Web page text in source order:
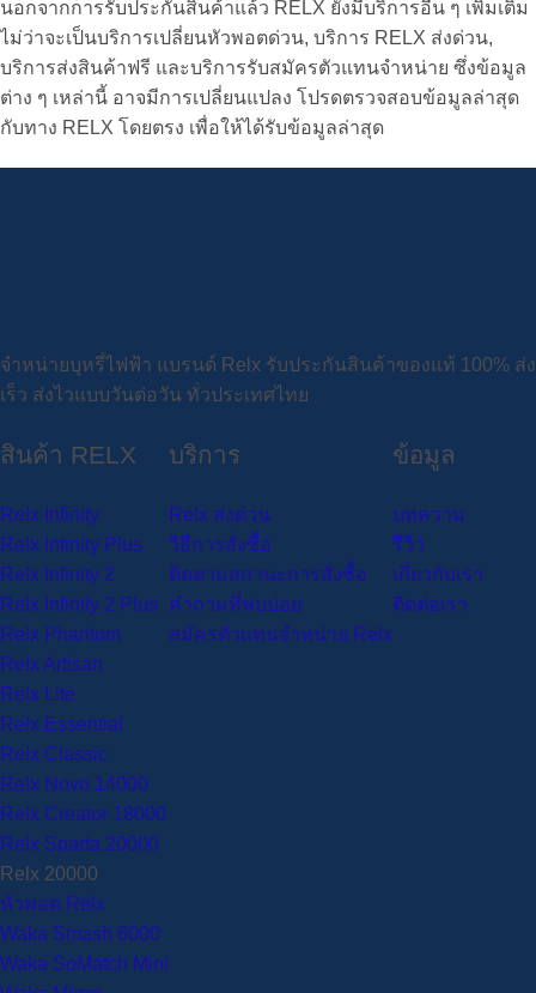
นอกจากการรับประกันสินค้าแล้ว RELX ยังมีบริการอื่น ๆ เพิ่มเติม
ไม่ว่าจะเป็นบริการเปลี่ยนหัวพอตด่วน, บริการ RELX ส่งด่วน,
บริการส่งสินค้าฟรี และบริการรับสมัครตัวแทนจำหน่าย ซึ่งข้อมูล
ต่าง ๆ เหล่านี้ อาจมีการเปลี่ยนแปลง โปรดตรวจสอบข้อมูลล่าสุด
กับทาง RELX โดยตรง เพื่อให้ได้รับข้อมูลล่าสุด
จำหน่ายบุหรี่ไฟฟ้า แบรนด์ Relx รับประกันสินค้าของแท้ 100% ส่ง
เร็ว ส่งไวแบบวันต่อวัน ทั่วประเทศไทย
สินค้า RELX
Relx Infinity
Relx Infinity Plus
Relx Infinity 2
Relx Infinity 2 Plus
Relx Phantom
Relx Artisan
Relx Lite
Relx Essential
Relx Classic
Relx Novo 14000
Relx Creator 18000
Relx Sparta 20000
Relx 20000
หัวพอต Relx
Waka Smash 6000
Waka SoMatch Mini
บริการ
Relx ส่งด่วน
วิธีการสั่งซื้อ
ติดตามสถานะการสั่งซื้อ
คำถามที่พบบ่อย
สมัครตัวแทนจำหน่าย Relx
ข้อมูล
บทความ
รีวิว
เกี่ยวกับเรา
ติดต่อเรา